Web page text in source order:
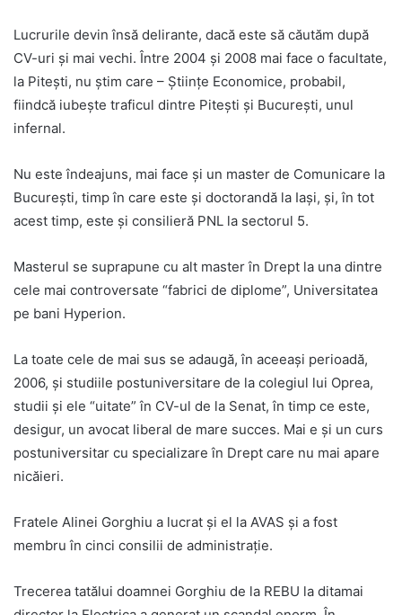
Lucrurile devin însă delirante, dacă este să căutăm după
CV-uri și mai vechi. Între 2004 și 2008 mai face o facultate,
la Pitești, nu știm care – Științe Economice, probabil,
fiindcă iubește traficul dintre Pitești și București, unul
infernal.
Nu este îndeajuns, mai face și un master de Comunicare la
București, timp în care este și doctorandă la Iași, și, în tot
acest timp, este și consilieră PNL la sectorul 5.
Masterul se suprapune cu alt master în Drept la una dintre
cele mai controversate “fabrici de diplome”, Universitatea
pe bani Hyperion.
La toate cele de mai sus se adaugă, în aceeași perioadă,
2006, și studiile postuniversitare de la colegiul lui Oprea,
studii și ele “uitate” în CV-ul de la Senat, în timp ce este,
desigur, un avocat liberal de mare succes. Mai e și un curs
postuniversitar cu specializare în Drept care nu mai apare
nicăieri.
Fratele Alinei Gorghiu a lucrat și el la AVAS și a fost
membru în cinci consilii de administrație.
Trecerea tatălui doamnei Gorghiu de la REBU la ditamai